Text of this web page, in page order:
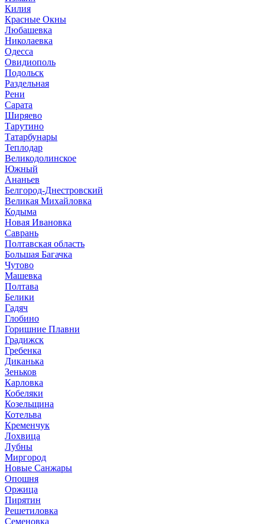
Килия
Красные Окны
Любашевка
Николаевка
Одесса
Овидиополь
Подольск
Раздельная
Рени
Сарата
Ширяево
Тарутино
Татарбунары
Теплодар
Великодолинское
Южный
Ананьев
Белгород-Днестровский
Великая Михайловка
Кодыма
Новая Ивановка
Саврань
Полтавская область
Большая Багачка
Чутово
Машевка
Полтава
Белики
Гадяч
Глобино
Горишние Плавни
Градижск
Гребенка
Диканька
Зеньков
Карловка
Кобеляки
Козельщина
Котельва
Кременчук
Лохвица
Лубны
Миргород
Новые Санжары
Опошня
Оржица
Пирятин
Решетиловка
Семеновка